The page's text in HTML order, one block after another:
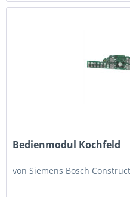
Bedienmodul Kochfeld
von Siemens Bosch